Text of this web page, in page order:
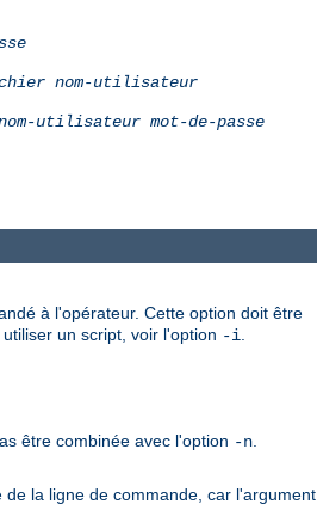
nom-utilisateur
utilisateur mot-de-passe
à l'opérateur. Cette option doit être
un script, voir l'option -i
être combinée avec l'option -n
la ligne de commande, car l'argument